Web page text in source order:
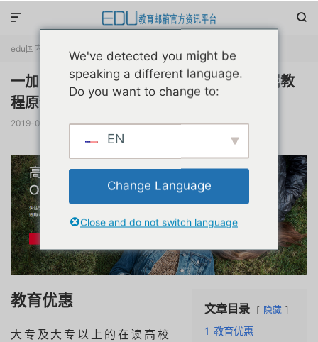


edu国内优惠 正文
一加手机领取教育优惠券教育邮箱用户专属教
程原创首发
2019-09-02 阅读(6518) 评论(0)  赞(3)
文章目录 隐藏
1 教育优惠
教育优惠
大专及大专以上的在读高校
We've detected you might be
speaking a different language.
Do you want to change to:
EN
Change Language
Close and do not switch language